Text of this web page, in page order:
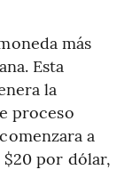
más
Esta
la
proceso
a
por dólar,